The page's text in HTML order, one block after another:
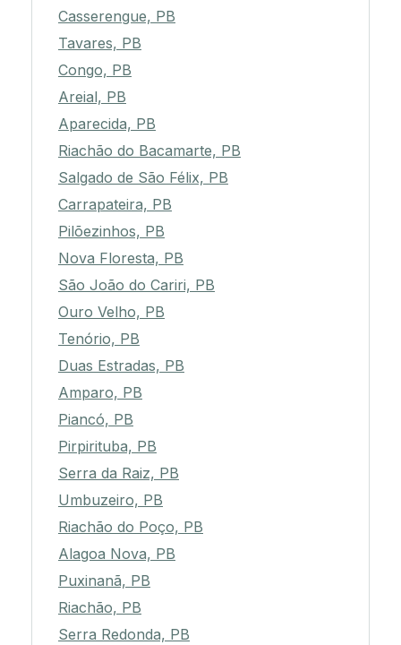
Casserengue, PB
Tavares, PB
Congo, PB
Areial, PB
Aparecida, PB
Riachão do Bacamarte, PB
Salgado de São Félix, PB
Carrapateira, PB
Pilõezinhos, PB
Nova Floresta, PB
São João do Cariri, PB
Ouro Velho, PB
Tenório, PB
Duas Estradas, PB
Amparo, PB
Piancó, PB
Pirpirituba, PB
Serra da Raiz, PB
Umbuzeiro, PB
Riachão do Poço, PB
Alagoa Nova, PB
Puxinanã, PB
Riachão, PB
Serra Redonda, PB